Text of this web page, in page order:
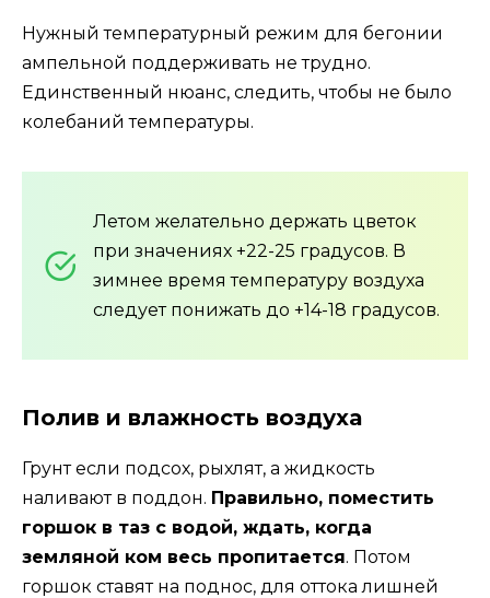
Нужный температурный режим для бегонии
ампельной поддерживать не трудно.
Единственный нюанс, следить, чтобы не было
колебаний температуры.
Летом желательно держать цветок
при значениях +22-25 градусов. В
зимнее время температуру воздуха
следует понижать до +14-18 градусов.
Полив и влажность воздуха
Грунт если подсох, рыхлят, а жидкость
наливают в поддон. Правильно, поместить
горшок в таз с водой, ждать, когда
земляной ком весь пропитается. Потом
горшок ставят на поднос, для оттока лишней